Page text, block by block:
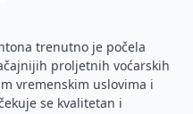
trenutno je počela
proljetnih voćarskih
vremenskim uslovima i
se kvalitetan i